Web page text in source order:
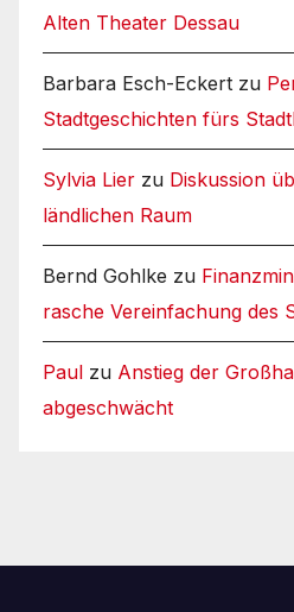
Alten Theater Dessau
Barbara Esch-Eckert zu
Stadtgeschichten fürs
Sylvia Lier zu Diskussion
ländlichen Raum
Bernd Gohlke zu
rasche Vereinfachung des
Paul zu Anstieg der
abgeschwächt